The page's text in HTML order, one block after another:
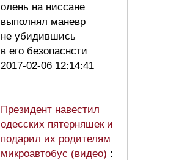
олень на ниссане
выполнял маневр
не убидившись
в его безопаснсти
2017-02-06 12:14:41
Президент навестил
одесских пятерняшек и
подарил их родителям
микроавтобус (видео) :